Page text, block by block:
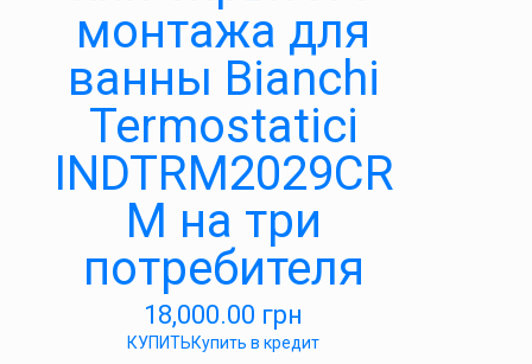
монтажа для
ванны Bianchi
Termostatici
INDTRM2029CR
M на три
потребителя
18,000.00 грн
КУПИТЬКупить в кредит